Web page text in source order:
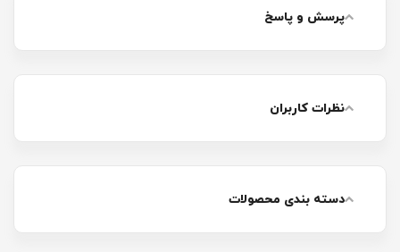
پرسش و پاسخ
نظرات کاربران
دسته بندی محصولات